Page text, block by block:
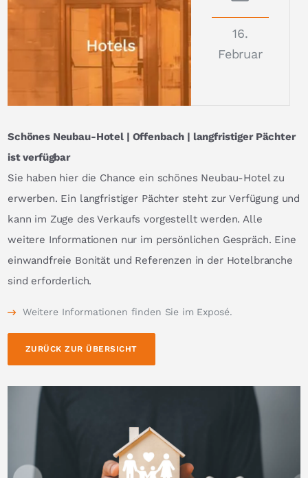
16.
Februar
Schönes Neubau-Hotel | Offenbach | langfristiger Pächter
ist verfügbar
Sie haben hier die Chance ein schönes Neubau-Hotel zu
erwerben. Ein langfristiger Pächter steht zur Verfügung und
kann im Zuge des Verkaufs vorgestellt werden. Alle
weitere Informationen nur im persönlichen Gespräch. Eine
einwandfreie Bonität und Referenzen in der Hotelbranche
sind erforderlich.
Weitere Informationen finden Sie im Exposé.
ZURÜCK ZUR ÜBERSICHT